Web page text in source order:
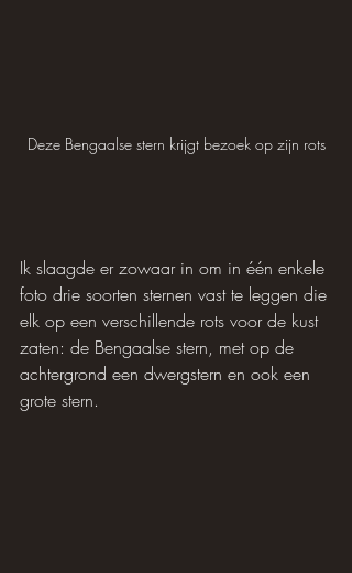
Deze Bengaalse stern krijgt bezoek op zijn rots
Ik slaagde er zowaar in om in één enkele
foto drie soorten sternen vast te leggen die
elk op een verschillende rots voor de kust
zaten: de Bengaalse stern, met op de
achtergrond een dwergstern en ook een
grote stern.